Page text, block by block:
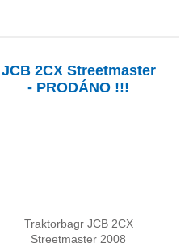
JCB 2CX Streetmaster
- PRODÁNO !!!
Traktorbagr JCB 2CX
Streetmaster 2008